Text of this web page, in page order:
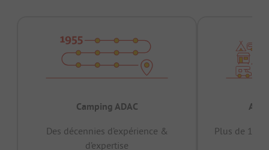
Camping ADAC
Des décennies d’expérience &
d’expertise
Plus de 15